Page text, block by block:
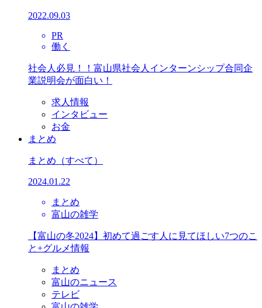
2022.09.03
PR
働く
社会人必見！！富山県社会人インターンシップ合同企
業説明会が面白い！
求人情報
インタビュー
お金
まとめ
まとめ （すべて）
2024.01.22
まとめ
富山の雑学
【富山の冬2024】初めて過ごす人に見てほしい7つのこ
と+グルメ情報
まとめ
富山のニュース
テレビ